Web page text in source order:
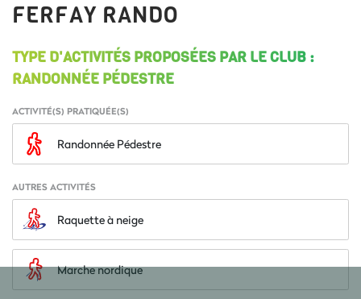
FERFAY RANDO
TYPE D'ACTIVITÉS PROPOSÉES PAR LE CLUB :
RANDONNÉE PÉDESTRE
ACTIVITÉ(S) PRATIQUÉE(S)
Randonnée Pédestre
AUTRES ACTIVITÉS
Raquette à neige
Marche nordique